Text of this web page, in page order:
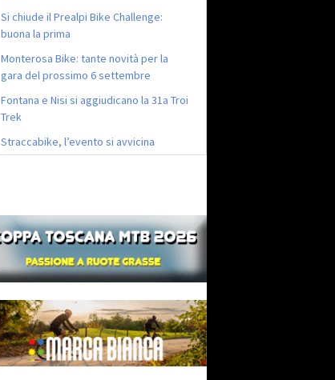
Si chiude il Prealpi Bike Challenge:
buona la prima
Monterosa Bike: tante novità per la
gara del prossimo 6 settembre
Fontana e Nisi si aggiudicano la 31a Troi
Trek
Straccabike, l’evento si avvicina